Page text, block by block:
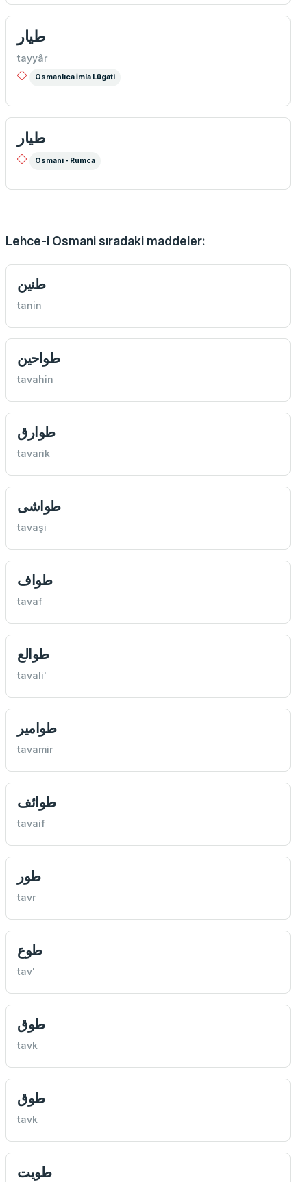
طیار
tayyâr
Osmanlıca İmla Lügati
طيار
Osmani - Rumca
Lehce-i Osmani sıradaki maddeler:
طنين
tanin
طواحين
tavahin
طوارق
tavarik
طواشی
tavaşi
طواف
tavaf
طوالع
tavali'
طوامير
tavamir
طوائف
tavaif
طور
tavr
طوع
tav'
طوق
tavk
طوق
tavk
طويت